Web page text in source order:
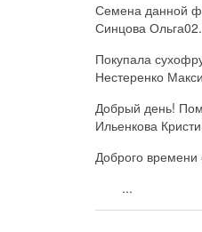
Семена данной
Синцова Ольга
Покупала
Нестеренко
Добрый день!
Ильенкова
Доброго времени
...